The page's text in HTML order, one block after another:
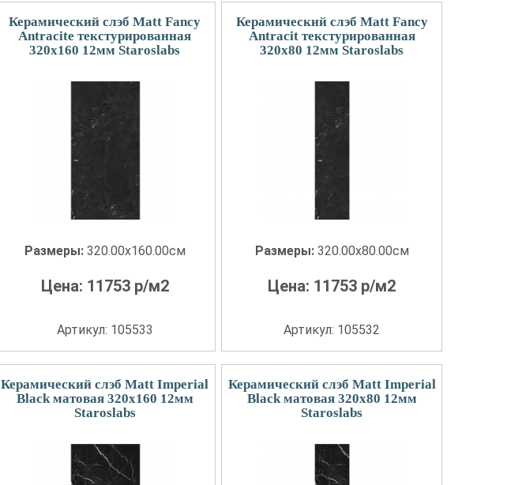
Керамический слэб Matt Fancy
Antracite текстурированная
320x160 12мм Staroslabs
Размеры: 320.00x160.00см
Цена: 11753р/м2
Артикул: 105533
Керамический слэб Matt Fancy
Antracit текстурированная
320x80 12мм Staroslabs
Размеры: 320.00x80.00см
Цена: 11753 р/м2
Артикул: 105532
Керамический слэб Matt Imperial
Black матовая 320x160 12мм
Staroslabs
Керамический слэб Matt Imperial
Black матовая 320x80 12мм
Staroslabs